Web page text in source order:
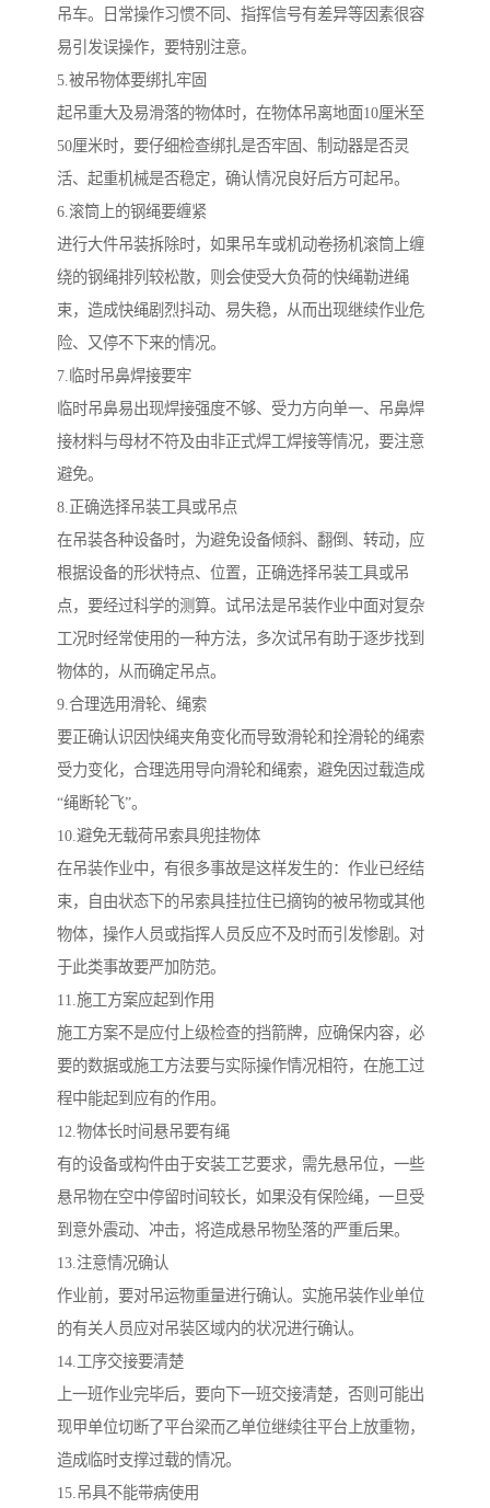
吊车。日常操作习惯不同、指挥信号有差异等因素很容
易引发误操作，要特别注意。
5.被吊物体要绑扎牢固
起吊重大及易滑落的物体时，在物体吊离地面10厘米至
50厘米时，要仔细检查绑扎是否牢固、制动器是否灵
活、起重机械是否稳定，确认情况良好后方可起吊。
6.滚筒上的钢绳要缠紧
进行大件吊装拆除时，如果吊车或机动卷扬机滚筒上缠
绕的钢绳排列较松散，则会使受大负荷的快绳勒进绳
束，造成快绳剧烈抖动、易失稳，从而出现继续作业危
险、又停不下来的情况。
7.临时吊鼻焊接要牢
临时吊鼻易出现焊接强度不够、受力方向单一、吊鼻焊
接材料与母材不符及由非正式焊工焊接等情况，要注意
避免。
8.正确选择吊装工具或吊点
在吊装各种设备时，为避免设备倾斜、翻倒、转动，应
根据设备的形状特点、位置，正确选择吊装工具或吊
点，要经过科学的测算。试吊法是吊装作业中面对复杂
工况时经常使用的一种方法，多次试吊有助于逐步找到
物体的，从而确定吊点。
9.合理选用滑轮、绳索
要正确认识因快绳夹角变化而导致滑轮和拴滑轮的绳索
受力变化，合理选用导向滑轮和绳索，避免因过载造成
“绳断轮飞”。
10.避免无载荷吊索具兜挂物体
在吊装作业中，有很多事故是这样发生的：作业已经结
束，自由状态下的吊索具挂拉住已摘钩的被吊物或其他
物体，操作人员或指挥人员反应不及时而引发惨剧。对
于此类事故要严加防范。
11.施工方案应起到作用
施工方案不是应付上级检查的挡箭牌，应确保内容，必
要的数据或施工方法要与实际操作情况相符，在施工过
程中能起到应有的作用。
12.物体长时间悬吊要有绳
有的设备或构件由于安装工艺要求，需先悬吊位，一些
悬吊物在空中停留时间较长，如果没有保险绳，一旦受
到意外震动、冲击，将造成悬吊物坠落的严重后果。
13.注意情况确认
作业前，要对吊运物重量进行确认。实施吊装作业单位
的有关人员应对吊装区域内的状况进行确认。
14.工序交接要清楚
上一班作业完毕后，要向下一班交接清楚，否则可能出
现甲单位切断了平台梁而乙单位继续往平台上放重物，
造成临时支撑过载的情况。
15.吊具不能带病使用